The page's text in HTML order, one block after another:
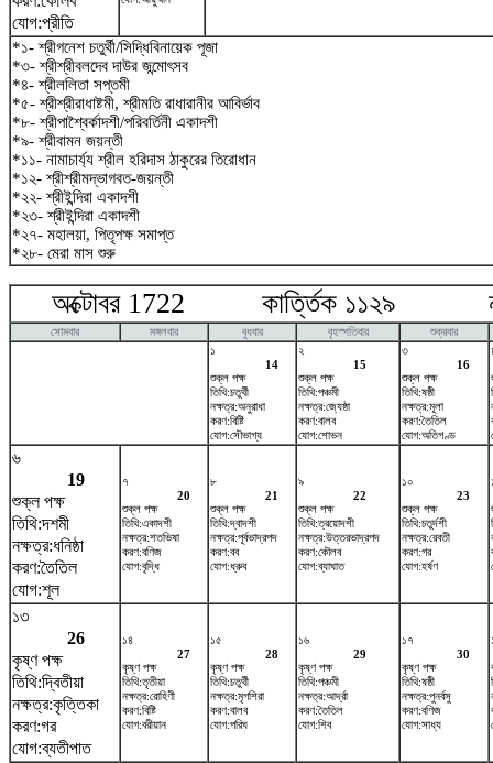
যোগ:প্রীতি
*১- শ্রীগনেশ চতুর্থী/সিদ্ধিবিনায়েক পূজা
*৩- শ্রীশ্রীবলদেব দাউর জন্মোৎসব
*৪- শ্রীললিতা সপ্তমী
*৫- শ্রীশ্রীরাধাষ্টমী, শ্রীমতি রাধারানীর আবির্ভাব
*৮- শ্রীপাশ্বৈর্কাদশী/পরিবর্তিনী একাদশী
*৯- শ্রীবামন জয়ন্তী
*১১- নামাচার্য্য শ্রীল হরিদাস ঠাকুরের তিরোধান
*১২- শ্রীশ্রীমদ্ভাগবত-জয়ন্তী
*২২- শ্রীইন্দিরা একাদশী
*২৩- শ্রীইন্দিরা একাদশী
*২৭- মহালয়া, পিতৃপক্ষ সমাপ্ত
*২৮- মেরা মাস শুরু
অক্টোবর 1722 কার্ত্তিক ১১২৯
সোমবার মঙ্গলবার বুধবার বৃহস্পতিবার
শুক্রবার
১
14
শুক্ল পক্ষ
তিথি:চতুর্থী
নক্ষত্র:অনুরাধা
করণ:বিষ্টি
যোগ:সৌভাগ্য
২
15
শুক্ল পক্ষ
তিথি:পঞ্চমী
নক্ষত্র:জ্যেষ্ঠা
করণ:বালব
যোগ:শোভন
৩
16
শুক্ল পক্ষ
তিথি:ষষ্ঠী
নক্ষত্র:মূলা
করণ:তৈতিল
যোগ:অতিগণ্ড
৬
19
শুক্ল পক্ষ
তিথি:দশমী
নক্ষত্র:ধনিষ্ঠা
করণ:তৈতিল
যোগ:শূল
৭
20
শুক্ল পক্ষ
তিথি:একাদশী
নক্ষত্র:শতভিষ‌া
করণ:বণিজ
যোগ:বৃদ্ধি
৮
21
শুক্ল পক্ষ
তিথি:দ্বাদশী
নক্ষত্র:পূর্বভাদ্রপদ
করণ:বব
যোগ:ধ্রুব
৯
22
শুক্ল পক্ষ
তিথি:ত্রয়োদশী
নক্ষত্র:উত্তরভাদ্রপদ
করণ:কৌলব
যোগ:ব্যাঘাত
১০
23
শুক্ল পক্ষ
তিথি:চতুর্দশী
নক্ষত্র:রেবতী
করণ:গর
যোগ:হর্ষণ
১৩
26
কৃষ্ণ পক্ষ
তিথি:দ্বিতীয়া
নক্ষত্র:কৃত্তিকা
করণ:গর
যোগ:ব্যতীপাত
১৪
27
কৃষ্ণ পক্ষ
তিথি:তৃতীয়া
নক্ষত্র:রোহিণী
করণ:বিষ্টি
যোগ:বরীয়ান
১৫
28
কৃষ্ণ পক্ষ
তিথি:চতুর্থী
নক্ষত্র:মৃগশিরা
করণ:বালব
যোগ:পরিঘ
১৬
29
কৃষ্ণ পক্ষ
তিথি:পঞ্চমী
নক্ষত্র:আর্দ্রা
করণ:তৈতিল
যোগ:শিব
১৭
30
কৃষ্ণ পক্ষ
তিথি:ষষ্ঠী
নক্ষত্র:পুনর্বসু
করণ:বণিজ
যোগ:সাধ্য